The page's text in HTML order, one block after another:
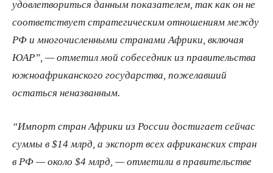
удовлетвориться данным показателем, так как он не
соответствует стратегическим отношениям между
РФ и многочисленными странами Африки, включая
ЮАР”, — отметил мой собеседник из правительства
южноафриканского государства, пожелавший
остаться неназванным.
“Импорт стран Африки из России достигает сейчас
суммы в $14 млрд, а экспорт всех африканских стран
в РФ — около $4 млрд, — отметили в правительстве